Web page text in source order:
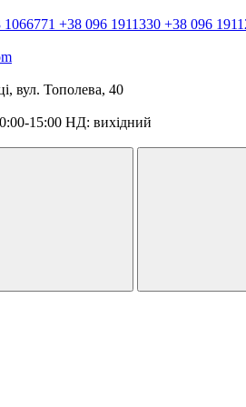
+38 096 1911330 +38 096
вул. Тополева, 40
15:00 НД: вихідний